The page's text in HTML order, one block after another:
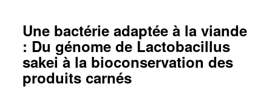
Une bactérie adaptée à la viande
: Du génome de Lactobacillus
sakei à la bioconservation des
produits carnés